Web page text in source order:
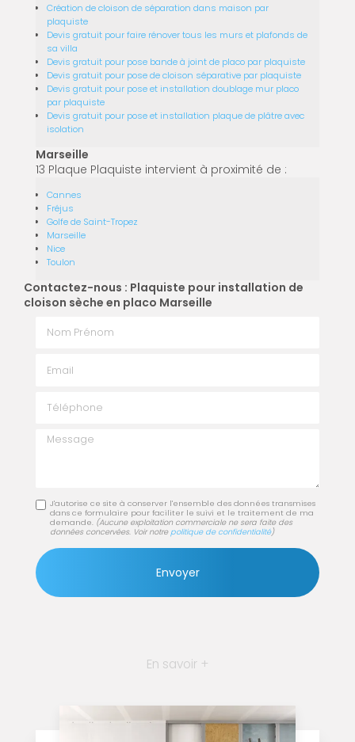
Création de cloison de séparation dans maison par
plaquiste
Devis gratuit pour faire rénover tous les murs et plafonds de
sa villa
Devis gratuit pour pose bande à joint de placo par plaquiste
Devis gratuit pour pose de cloison séparative par plaquiste
Devis gratuit pour pose et installation doublage mur placo
par plaquiste
Devis gratuit pour pose et installation plaque de plâtre avec
isolation
Marseille
13 Plaque Plaquiste intervient à proximité de :
Cannes
Fréjus
Golfe de Saint-Tropez
Marseille
Nice
Toulon
Contactez-nous : Plaquiste pour installation de
cloison sèche en placo Marseille
Message
J'autorise ce site à conserver l'ensemble des données transmises
dans ce formulaire pour faciliter le suivi et le traitement de ma
demande. (Aucune exploitation commerciale ne sera faite des
données concervées. Voir notre politique de confidentialité)
En savoir +